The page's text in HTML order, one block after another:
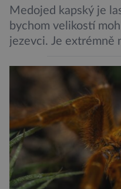
Medojed kapský je
bychom velikostí
jezevci. Je extrémně
této souvislosti je
Guinnessovy knihy
názvu nežije pouze v
je mu valná část
vyskytuje se rovněž